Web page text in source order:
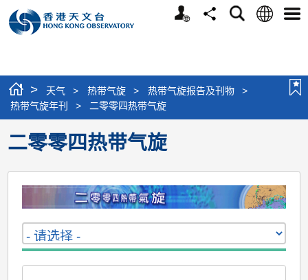
个
分
搜
语
选
> 天气 > 热带气旋 > 热带气旋报告及刊物
>
热带气旋年刊
> 二零零四热带气旋
二零零四热带气旋